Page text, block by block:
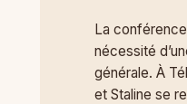
La
nécessité
générale. À
et Staline se